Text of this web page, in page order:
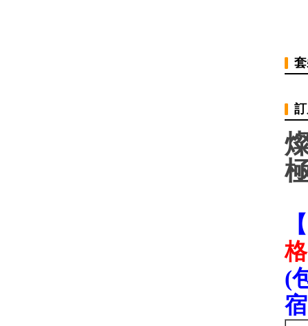
格
(
宿